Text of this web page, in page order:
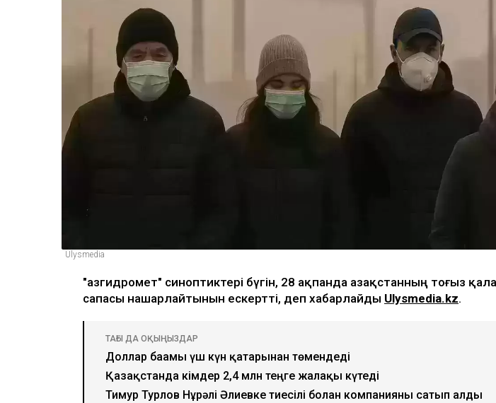
Ulysmedia
"Қазгидромет" синоптиктері бүгін, 28 ақпанда Қазақстанның тоғыз
сапасы нашарлайтынын ескертті, деп хабарлайды Ulysmedia.kz.
ТАҒЫ ДА ОҚЫҢЫЗДАР
Доллар бағамы үш күн қатарынан төмендеді
Қазақстанда кімдер 2,4 млн теңге жалақы күтеді
Тимур Турлов Нұрәлі Әлиевке тиесілі болған компанияны сатып алды